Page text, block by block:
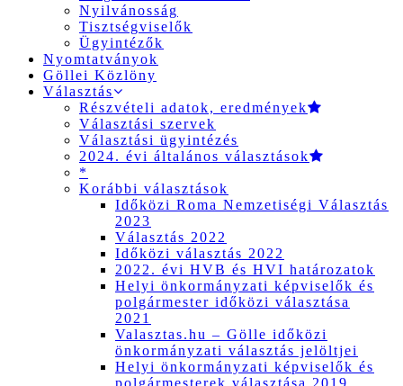
Nyilvánosság
Tisztségviselők
Ügyintézők
Nyomtatványok
Göllei Közlöny
Választás
Részvételi adatok, eredmények
Választási szervek
Választási ügyintézés
2024. évi általános választások
*
Korábbi választások
Időközi Roma Nemzetiségi Választás
2023
Választás 2022
Időközi választás 2022
2022. évi HVB és HVI határozatok
Helyi önkormányzati képviselők és
polgármester időközi választása
2021
Valasztas.hu – Gölle időközi
önkormányzati választás jelöltjei
Helyi önkormányzati képviselők és
polgármesterek választása 2019